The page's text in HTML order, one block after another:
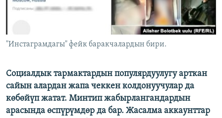
ЭЕ/АРнун бардык сайттары
"Инстаграмдагы" фейк баракчалардын бири.
Cоциалдык тармактардын популярдуулугу арткан
сайын алардан жапа чеккен колдонуучулар да
көбөйүп жатат. Минтип жабырлангандардын
арасында өспүрүмдөр да бар. Жасалма аккаунттар